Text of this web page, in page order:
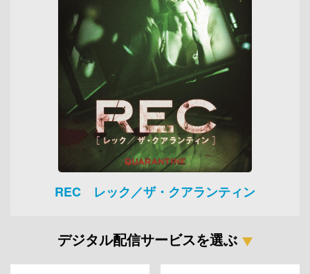
REC レック／ザ・クアランティン
デジタル配信サービスを選ぶ